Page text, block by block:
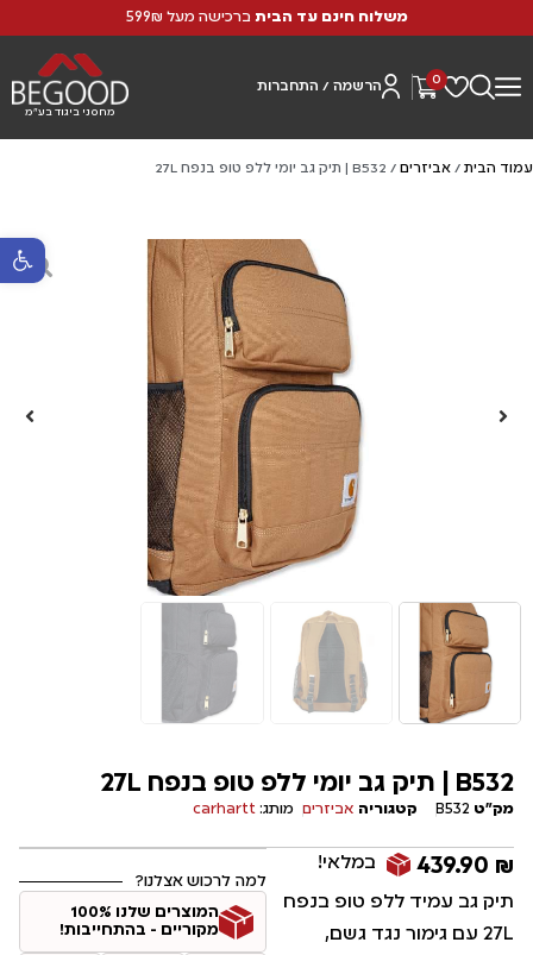
פתח
משלוח חינם עד הבית ברכישה מעל 599₪
0 הרשמה / התחברות
מחסני ביגוד בע"מ
עמוד הבית / אביזרים / B532 | תיק גב יומי ללפ טופ בנפח 27L
B532 | תיק גב יומי ללפ טופ בנפח 27L
מק"ט B532 קטגוריה אביזרים מותג:carhartt
439.90 ₪
במלאי!
תיק גב עמיד ללפ טופ בנפח
27L עם גימור נגד גשם,
למה לרכוש אצלנו?
המוצרים שלנו 100%
מקוריים - בהתחייבות!